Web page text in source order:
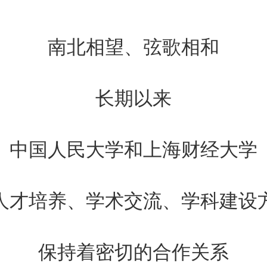
南北相望、弦歌相和
长期以来
中国人民大学和上海财经大学
才培养、学术交流、学科建设
保持着密切的合作关系